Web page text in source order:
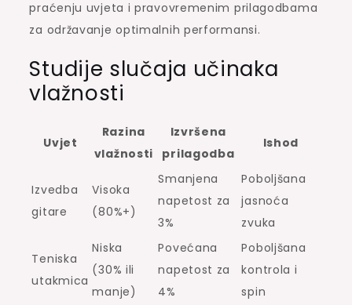
praćenju uvjeta i pravovremenim prilagodbama
za održavanje optimalnih performansi.
Studije slučaja učinaka
vlažnosti
Uvjet
Razina
vlažnosti
Izvršena
prilagodba
Ishod
Izvedba
gitare
Visoka
(80%+)
Smanjena
napetost za
3%
Poboljšana
jasnoća
zvuka
Teniska
utakmica
Niska
(30% ili
manje)
Povećana
napetost za
4%
Poboljšana
kontrola i
spin